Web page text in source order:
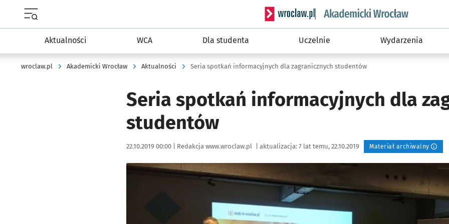
Menu główne portalu wroclaw.pl
Serwis informacyjny wroclaw.pl podserwis:
Aktualności WCA Dla studenta Uczelnie Wydarzenia
wroclaw.pl Akademicki Wrocław Aktualności Seria spotkań informacyjnych dla zagranicznych studentów
Seria spotkań informacyjnych dla
studentów
Data publikacji:
22.10.2019 00:00 | Autor:
Redakcja www.wroclaw.pl aktualizacja: 7 lat temu, 22.10.2019 Materiał archiwalny
Kliknij, aby powiększyć